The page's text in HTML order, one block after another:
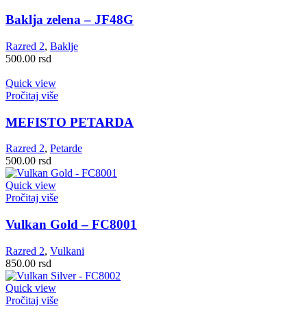
Baklja zelena – JF48G
Razred 2, Baklje
500.00 rsd
Quick view
Pročitaj više
MEFISTO PETARDA
Razred 2, Petarde
500.00 rsd
Quick view
Pročitaj više
Vulkan Gold – FC8001
Razred 2, Vulkani
850.00 rsd
Quick view
Pročitaj više